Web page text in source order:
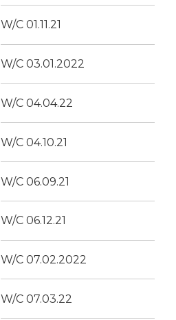
W/C 01.11.21
W/C 03.01.2022
W/C 04.04.22
W/C 04.10.21
W/C 06.09.21
W/C 06.12.21
W/C 07.02.2022
W/C 07.03.22